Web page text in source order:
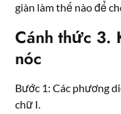
giàn làm thế nào để
Cánh thức 3.
nóc
Bước 1: Các phương
chữ I.